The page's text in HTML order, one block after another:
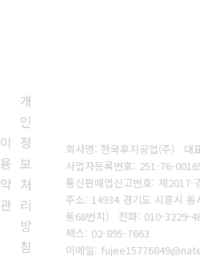
이
용
약
관
개
인
정
보
처
리
방
침
회사명: 한국후지공업(주) 대
사업자등록번호: 251-76-
통신판매업신고번호: 제2017-
주소: 14934 경기도 시흥시 동
동68번지) 전화: 010-3229-
팩스: 02-895-7663
이메일: